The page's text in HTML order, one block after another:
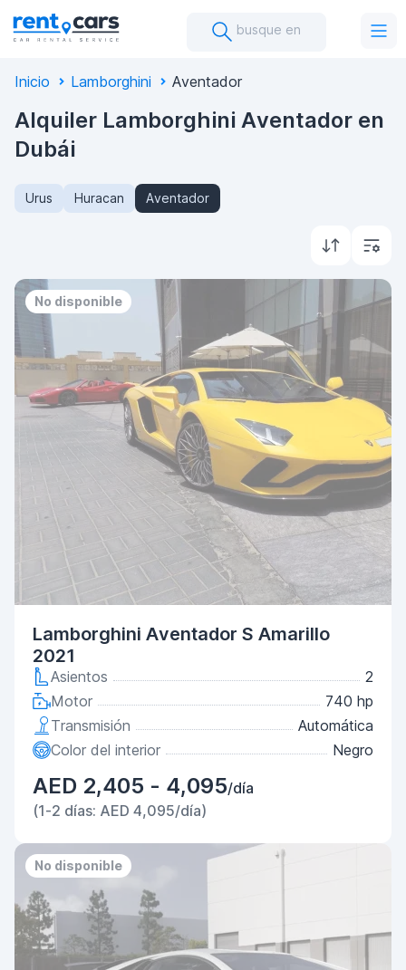
busque en
Inicio Lamborghini Aventador
Alquiler Lamborghini Aventador en
Dubái
Urus Huracan Aventador
No disponible
Lamborghini Aventador S Amarillo
2021
Asientos
2
Motor
740 hp
Transmisión
Automática
Color del interior
Negro
AED 2,405 - 4,095/día
(1-2 días: AED 4,095/día)
No disponible